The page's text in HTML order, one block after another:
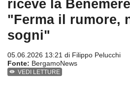
riceve la
"Ferma il rumore,
sogni"
05.06.2026 13:21 di Filippo Pelucchi
Fonte: BergamoNews
VEDI LETTURE